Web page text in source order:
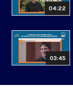
04:22
03:45